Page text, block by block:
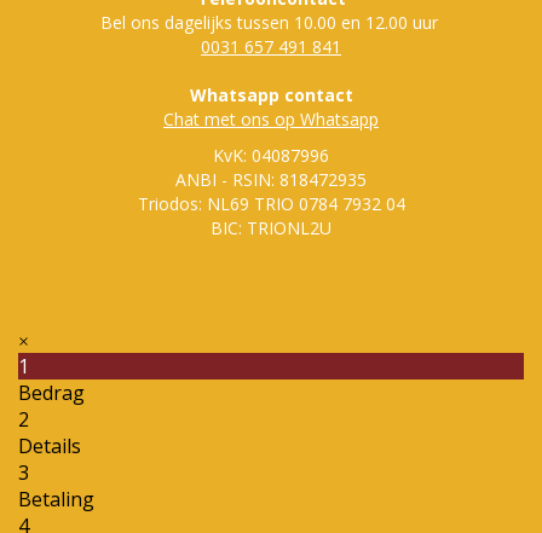
Bel ons dagelijks tussen 10.00 en 12.00 uur
0031 657 491 841
Whatsapp contact
Chat met ons op Whatsapp
KvK: 04087996
ANBI - RSIN: 818472935
Triodos: NL69 TRIO 0784 7932 04
BIC: TRIONL2U